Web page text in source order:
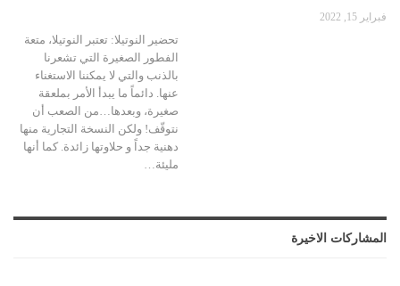
فبراير 15, 2022
تحضير النوتيلا: تعتبر النوتيلا، متعة
الفطور الصغيرة التي تشعرنا
بالذنب والتي لا يمكننا الاستغناء
عنها. دائماً ما يبدأ الأمر بملعقة
صغيرة، وبعدها…من الصعب أن
نتوقّف! ولكن النسخة التجارية منها
دهنية جداً و حلاوتها زائدة. كما أنها
مليئة…
المشاركات الاخيرة